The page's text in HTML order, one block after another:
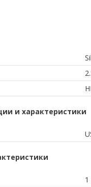
и характеристики
1